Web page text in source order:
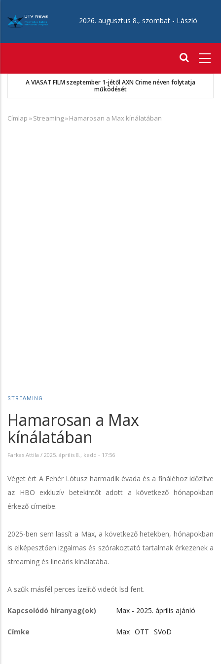
tartalomra
2026. augusztus 8., szombat - László
A VIASAT FILM szeptember 1-jétől AXN Crime néven folytatja
működését
Morzsa
Címlap »Streaming»Hamarosan a Max kínálatában
STREAMING
Hamarosan a Max
kínálatában
Farkas Attila / 2025. április 8., kedd - 17:56
Véget ért A Fehér Lótusz harmadik évada és a fináléhoz időzítve
az HBO exkluzív betekintőt adott a következő hónapokban
érkező címeibe.
2025-ben sem lassít a Max, a következő hetekben, hónapokban
is elképesztően izgalmas és szórakoztató tartalmak érkezenek a
streaming és lineáris kínálatába.
A szűk másfél perces ízelítő videót lsd fent.
Kapcsolódó híranyag(ok) Max - 2025. április ajánló
Címke Max OTT SVoD